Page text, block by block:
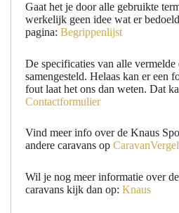
Gaat het je door alle gebruikte
werkelijk geen idee wat er
pagina: Begrippenlijst
De specificaties van alle
samengesteld. Helaas kan er een
fout laat het ons dan weten. Dat
Contactformulier
Vind meer info over de Knaus
andere caravans op
Wil je nog meer informatie over
caravans kijk dan op: Knaus